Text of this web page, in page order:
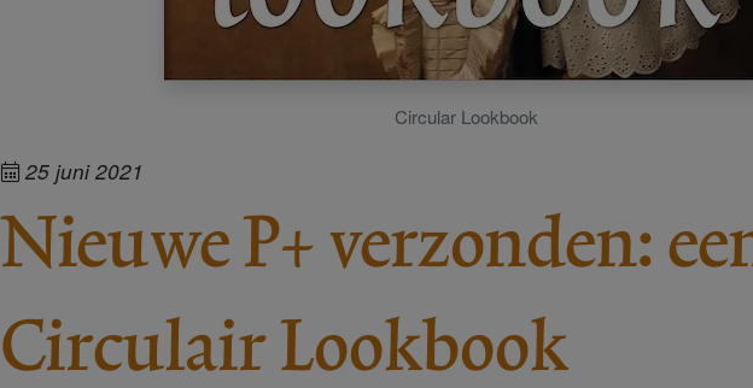
Circular Lookbook
25 juni 2021
Nieuwe P+ verzonden:
Circulair Lookbook